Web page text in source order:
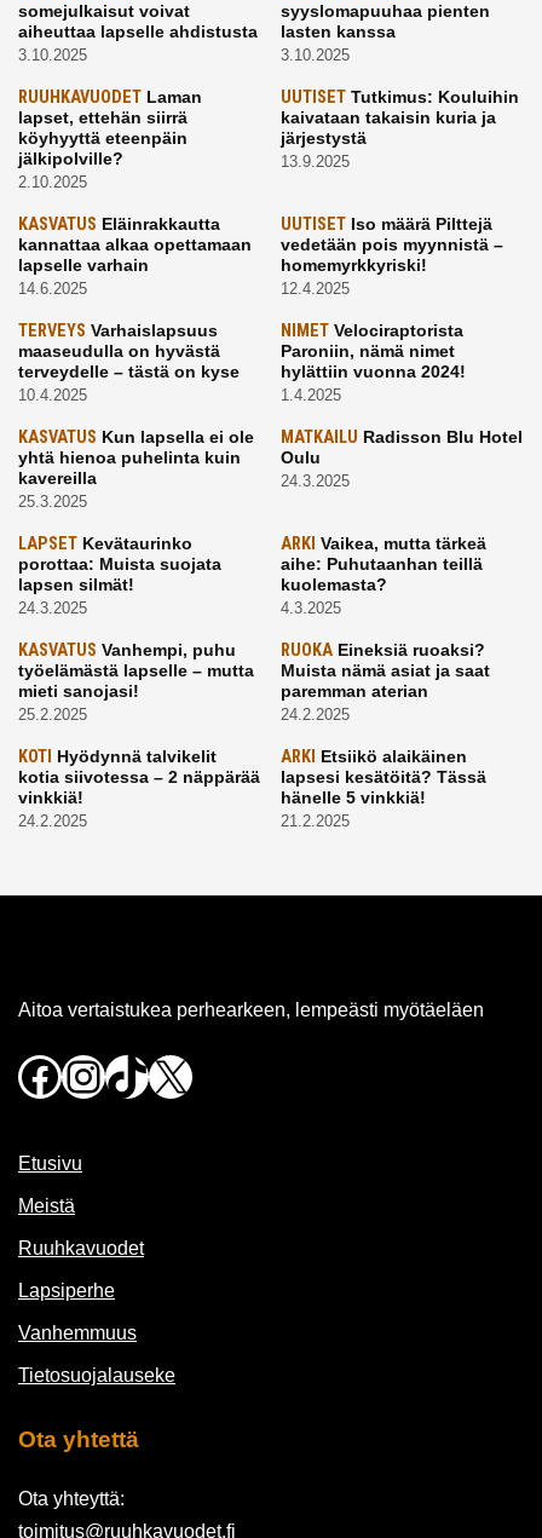
somejulkaisut voivat
aiheuttaa lapselle ahdistusta
3.10.2025
syyslomapuuhaa pienten
lasten kanssa
3.10.2025
RUUHKAVUODET Laman
lapset, ettehän siirrä
köyhyyttä eteenpäin
jälkipolville?
2.10.2025
UUTISETTutkimus: Kouluihin
kaivataan takaisin kuria ja
järjestystä
13.9.2025
KASVATUS Eläinrakkautta
kannattaa alkaa opettamaan
lapselle varhain
14.6.2025
UUTISETIso määrä Pilttejä
vedetään pois myynnistä –
homemyrkkyriski!
12.4.2025
TERVEYS Varhaislapsuus
maaseudulla on hyvästä
terveydelle – tästä on kyse
10.4.2025
NIMETVelociraptorista
Paroniin, nämä nimet
hylättiin vuonna 2024!
1.4.2025
KASVATUS Kun lapsella ei ole
yhtä hienoa puhelinta kuin
kavereilla
25.3.2025
MATKAILU Radisson Blu Hotel
Oulu
24.3.2025
LAPSET Kevätaurinko
porottaa: Muista suojata
lapsen silmät!
24.3.2025
ARKI Vaikea, mutta tärkeä
aihe: Puhutaanhan teillä
kuolemasta?
4.3.2025
KASVATUS Vanhempi, puhu
työelämästä lapselle – mutta
mieti sanojasi!
25.2.2025
RUOKAEineksiä ruoaksi?
Muista nämä asiat ja saat
paremman aterian
24.2.2025
KOTI Hyödynnä talvikelit
kotia siivotessa – 2 näppärää
vinkkiä!
24.2.2025
ARKI Etsiikö alaikäinen
lapsesi kesätöitä? Tässä
hänelle 5 vinkkiä!
21.2.2025
Aitoa vertaistukea perhearkeen, lempeästi myötäeläen
Facebook
Instagram
TikTok
X
Etusivu
Meistä
Ruuhkavuodet
Lapsiperhe
Vanhemmuus
Tietosuojalauseke
Ota yhtettä
Ota yhteyttä:
toimitus@ruuhkavuodet.fi